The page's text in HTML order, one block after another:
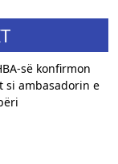
së konfirmon
si ambasadorin e